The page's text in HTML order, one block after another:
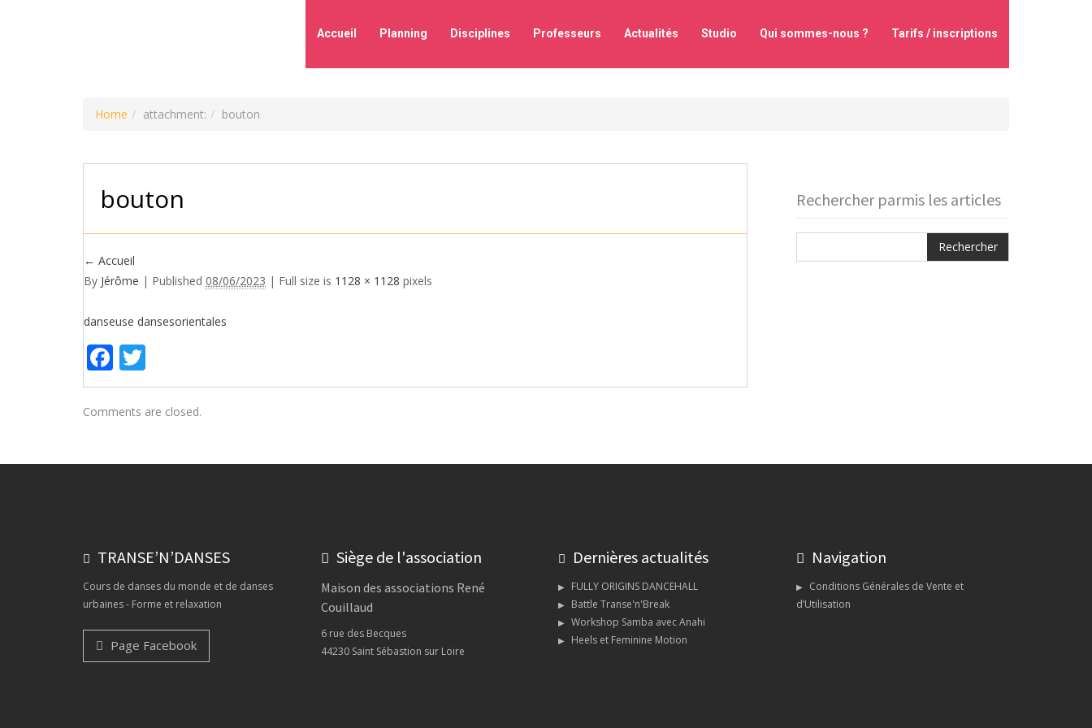
Accueil Planning Disciplines Professeurs Actualités Studio Qui sommes-nous ? Tarifs / inscriptions
Home attachment: bouton
bouton
← Accueil
By Jérôme | Published 08/06/2023 | Full size is 1128 × 1128 pixels
danseuse dansesorientales
Facebook
Comments are closed.
Rechercher parmis les articles
TRANSE’N’DANSES
Cours de danses du monde et de danses
urbaines - Forme et relaxation
Page Facebook
Siège de l'association
Maison des associations René
Couillaud
6 rue des Becques
44230 Saint Sébastion sur Loire
Dernières actualités
FULLY ORIGINS DANCEHALL
Battle Transe'n'Break
Workshop Samba avec Anahi
Heels et Feminine Motion
Navigation
Conditions Générales de Vente et
d’Utilisation